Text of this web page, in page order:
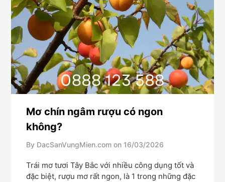
Mơ chín ngâm rượu có ngon
không?
By DacSanVungMien.com on 16/03/2026
Trái mơ tươi Tây Bắc với nhiều công dụng tốt và
đặc biệt, rượu mơ rất ngon, là 1 trong những đặc